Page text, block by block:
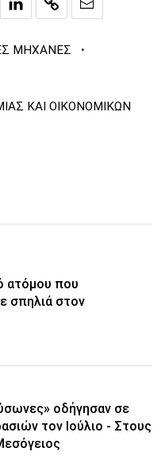
ΜΗΧΑΝΕΣ ·
ΚΑΙ ΟΙΚΟΝΟΜΙΚΩΝ
ατόμου που
σπηλιά στον
οδήγησαν σε
τον Ιούλιο - Στους